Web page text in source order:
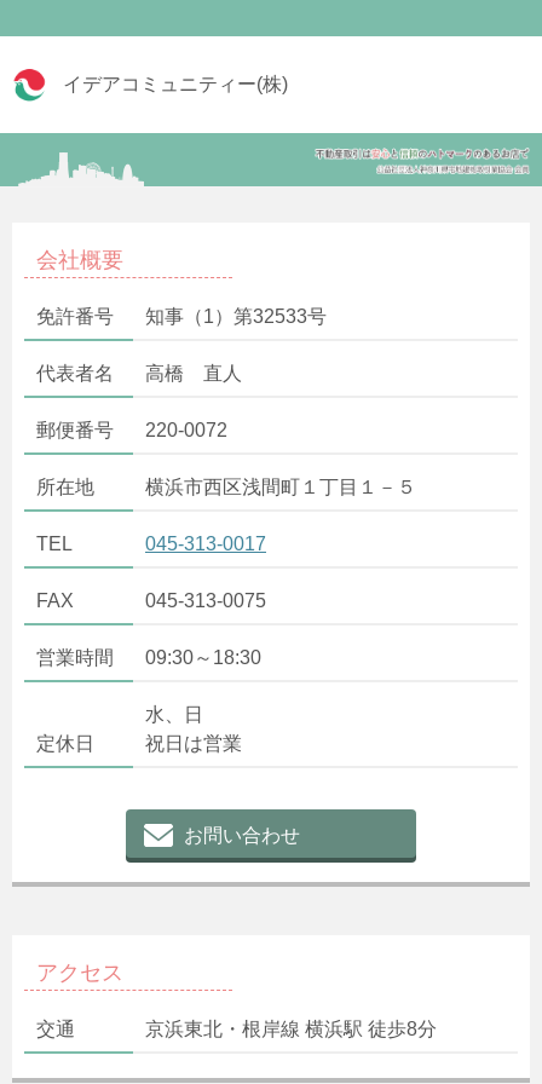
イデアコミュニティー(株)
会社概要
免許番号 知事（1）第32533号
代表者名 高橋 直人
郵便番号 220-0072
所在地 横浜市西区浅間町１丁目１－５
TEL 045-313-0017
FAX 045-313-0075
営業時間 09:30～18:30
定休日
水、日
祝日は営業
お問い合わせ
アクセス
交通 京浜東北・根岸線 横浜駅 徒歩8分